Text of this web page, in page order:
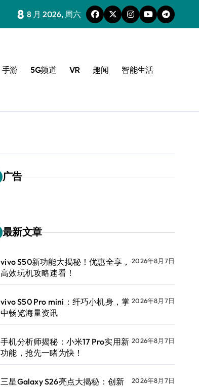
8 8 月 2026, 周六
手游 5G频道 VR 趣闻 智能生活
广告
最新文章
vivo S50新功能大揭秘！优惠全享，
高效玩机攻略速看！
2026年8月7日
vivo S50 Pro mini：纤巧小机身，掌
中畅览海量资讯
2026年8月7日
手机分析师揭秘：小米17 Pro实用新
功能，抢先一睹为快！
2026年8月7日
三星Galaxy S26亮点大揭秘：创新
2026年8月7日